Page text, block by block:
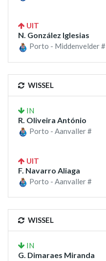
UIT
N. González Iglesias
Porto - Middenvelder #
WISSEL
IN
R. Oliveira António
Porto - Aanvaller #
UIT
F. Navarro Aliaga
Porto - Aanvaller #
WISSEL
IN
G. Dimaraes Miranda